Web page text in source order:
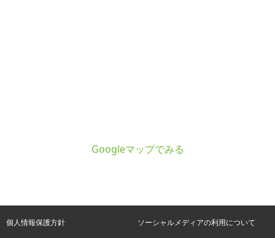
Googleマップでみる
個人情報保護方針 ソーシャルメディアの利用について